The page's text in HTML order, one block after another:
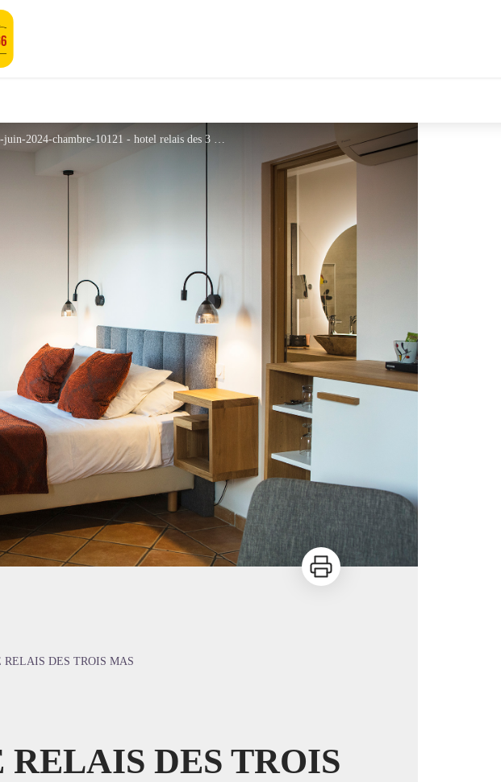
les-3-mas-juin-2024-chambre-10121 - hotel relais des 3 mas
Imprimer
RELAIS DES TROIS MAS
DES TROIS